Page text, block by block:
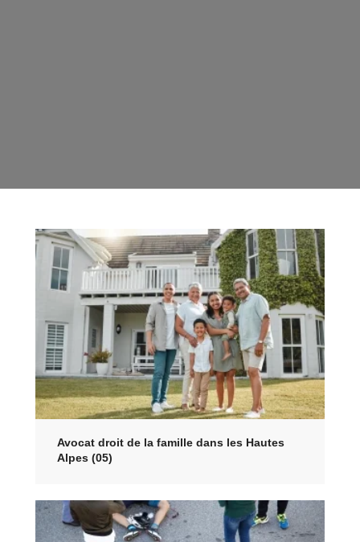
Avocat droit de la famille dans les Hautes
Alpes (05)